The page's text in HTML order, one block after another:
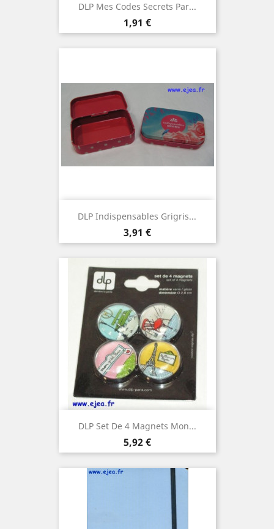
DLP Mes Codes Secrets Par...
Prix
1,91 €
DLP Indispensables Grigris...
Prix
3,91 €
DLP Set De 4 Magnets Mon...
Prix
5,92 €